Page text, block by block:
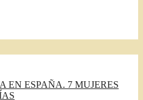
EN ESPAÑA. 7 MUJERES